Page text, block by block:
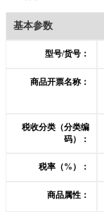
基本参数
型号/货号：
商品开票名称：
税收分类（分类编
码）：
税率（%）：
商品属性：